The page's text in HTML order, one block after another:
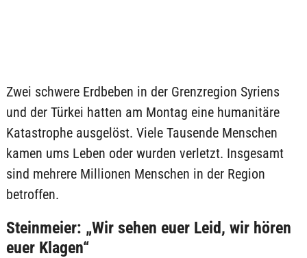
Zwei schwere Erdbeben in der Grenzregion Syriens
und der Türkei hatten am Montag eine humanitäre
Katastrophe ausgelöst. Viele Tausende Menschen
kamen ums Leben oder wurden verletzt. Insgesamt
sind mehrere Millionen Menschen in der Region
betroffen.
Steinmeier: „Wir sehen euer Leid, wir hören
euer Klagen“